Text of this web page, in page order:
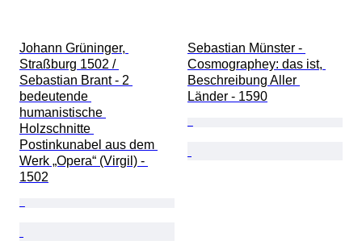
Johann Grüninger,
Straßburg 1502 /
Sebastian Brant - 2
bedeutende
humanistische
Holzschnitte
Postinkunabel aus dem
Werk „Opera“ (Virgil) -
1502
Sebastian Münster -
Cosmographey: das ist,
Beschreibung Aller
Länder - 1590